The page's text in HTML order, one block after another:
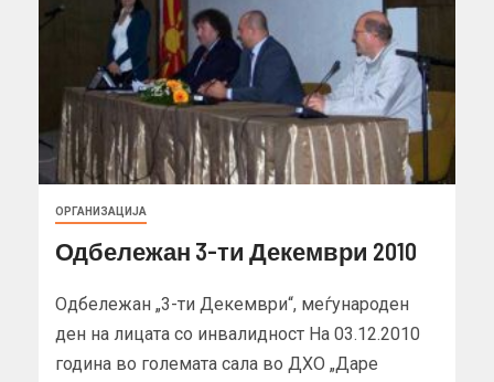
ОРГАНИЗАЦИЈА
Одбележан 3-ти Декември 2010
Одбележан „3-ти Декември“, меѓународен
ден на лицата со инвалидност На 03.12.2010
година во големата сала во ДХО „Даре